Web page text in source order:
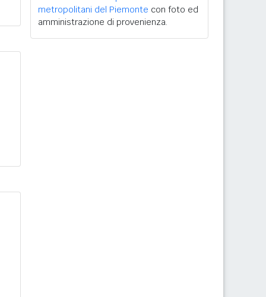
metropolitani del Piemonte con foto ed
amministrazione di provenienza.